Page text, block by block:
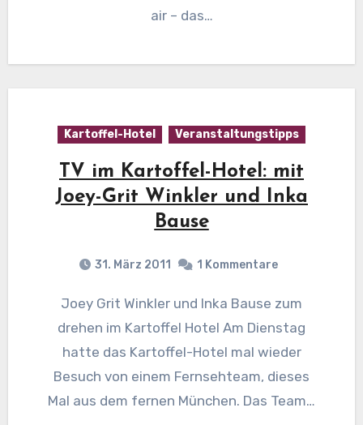
air – das…
Kartoffel-Hotel Veranstaltungstipps
TV im Kartoffel-Hotel: mit
Joey-Grit Winkler und Inka
Bause
31. März 2011 1 Kommentare
Joey Grit Winkler und Inka Bause zum
drehen im Kartoffel Hotel Am Dienstag
hatte das Kartoffel-Hotel mal wieder
Besuch von einem Fernsehteam, dieses
Mal aus dem fernen München. Das Team…